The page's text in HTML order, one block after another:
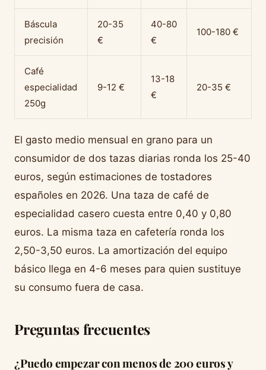
Báscula
precisión
20-35
€
40-80
€
100-180 €
Café
especialidad
250g
9-12 €
13-18
€
20-35 €
El gasto medio mensual en grano para un
consumidor de dos tazas diarias ronda los 25-40
euros, según estimaciones de tostadores
españoles en 2026. Una taza de café de
especialidad casero cuesta entre 0,40 y 0,80
euros. La misma taza en cafetería ronda los
2,50-3,50 euros. La amortización del equipo
básico llega en 4-6 meses para quien sustituye
su consumo fuera de casa.
Preguntas frecuentes
¿Puedo empezar con menos de 200 euros y